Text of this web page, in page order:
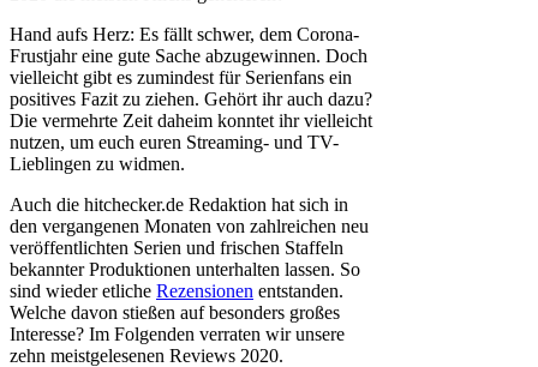
Hand aufs Herz: Es fällt schwer, dem Corona-
Frustjahr eine gute Sache abzugewinnen. Doch
vielleicht gibt es zumindest für Serienfans ein
positives Fazit zu ziehen. Gehört ihr auch dazu?
Die vermehrte Zeit daheim konntet ihr vielleicht
nutzen, um euch euren Streaming- und TV-
Lieblingen zu widmen.
Auch die hitchecker.de Redaktion hat sich in
den vergangenen Monaten von zahlreichen neu
veröffentlichten Serien und frischen Staffeln
bekannter Produktionen unterhalten lassen. So
sind wieder etliche Rezensionen entstanden.
Welche davon stießen auf besonders großes
Interesse? Im Folgenden verraten wir unsere
zehn meistgelesenen Reviews 2020.